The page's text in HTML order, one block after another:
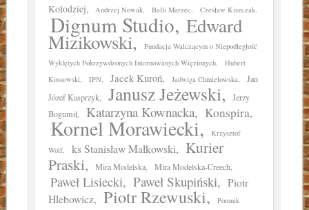
Kołodziej
Andrzej Nowak Balli Marzec Czesław Kiszczak
Dignum Studio Edward
Mizikowski
Fundacja Walczącym o Niepodległość
Wyklętych Pokrzywdzonych Internowanych Więzionych
Hubert
Kossowski
IPN Jacek Kuroń Jadwiga Chmielowska
Jan
Józef Kasprzyk
Janusz Jeżewski
Jerzy
Bogumił
Katarzyna Kownacka Konspira
Kornel Morawiecki
Krzysztof
Wolf
ks Stanisław Małkowski
Kurier
Praski
Mira Modelska Mira Modelska-Creech
Paweł Lisiecki Paweł Skupiński
Piotr
Hlebowicz
Piotr Rzewuski
Pomnik